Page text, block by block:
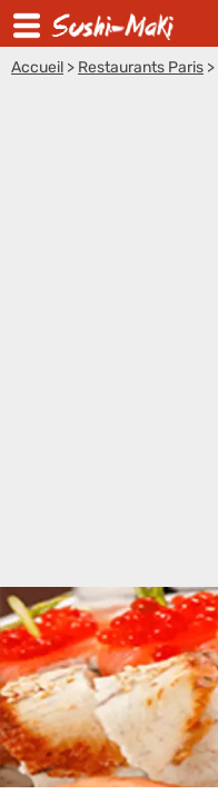
Accueil > Restaurants Paris >